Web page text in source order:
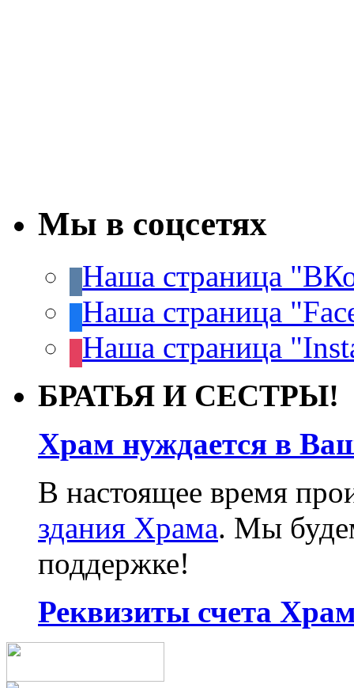
Мы в соцсетях
Наша страница
Наша страница
Наша страница
БРАТЬЯ И СЕСТРЫ!
Храм нуждается в
В настоящее время
здания Храма. Мы
поддержке!
Реквизиты счета